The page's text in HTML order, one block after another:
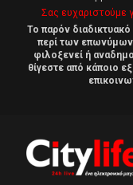
Σας ευχαριστούμε
Το παρόν
περί των
φιλοξενεί ή
θίγεστε από κάποιο